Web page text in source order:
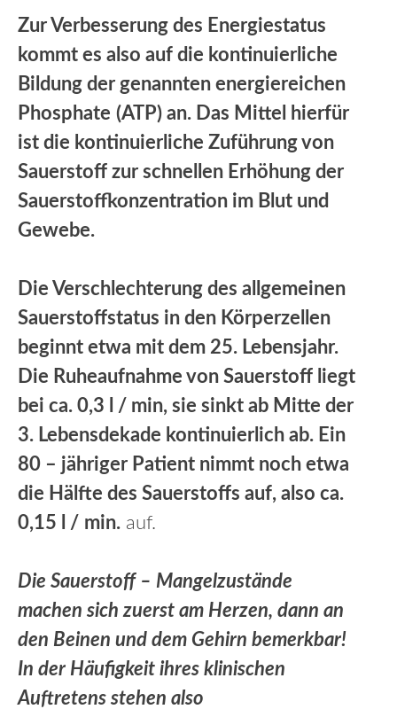
Zur Verbesserung des Energiestatus
kommt es also auf die kontinuierliche
Bildung der genannten energiereichen
Phosphate (ATP) an. Das Mittel hierfür
ist die kontinuierliche Zuführung von
Sauerstoff zur schnellen Erhöhung der
Sauerstoffkonzentration im Blut und
Gewebe.
Die Verschlechterung des allgemeinen
Sauerstoffstatus in den Körperzellen
beginnt etwa mit dem 25. Lebensjahr.
Die Ruheaufnahme von Sauerstoff liegt
bei ca. 0,3 l / min, sie sinkt ab Mitte der
3. Lebensdekade kontinuierlich ab. Ein
80 – jähriger Patient nimmt noch etwa
die Hälfte des Sauerstoffs auf, also ca.
0,15 l / min. auf.
Die Sauerstoff – Mangelzustände
machen sich zuerst am Herzen, dann an
den Beinen und dem Gehirn bemerkbar!
In der Häufigkeit ihres klinischen
Auftretens stehen also